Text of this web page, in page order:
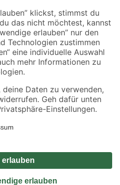
Die dargestellten Angebote sind unter
Die angegebenen Verfügbarkeiten beziehen
nicht für Artikel mit Speditionsversand, hier
Impressum
Vertrag widerrufen